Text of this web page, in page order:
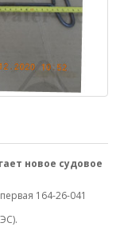
новое судовое
164-26-041